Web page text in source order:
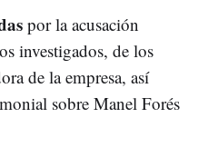
por la acusación
investigados, de los
de la empresa, así
sobre Manel Forés